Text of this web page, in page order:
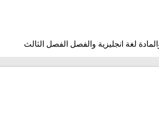
لغة انجليزية والفصل الفصل الثالث